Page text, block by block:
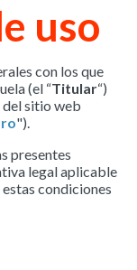
uso
con los que
(el “Titular“)
del sitio web
").
presentes
legal aplicable
condiciones